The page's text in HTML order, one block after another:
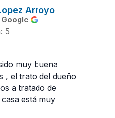
Arroyo
5
muy buena
, el trato del dueño
a tratado de
está muy